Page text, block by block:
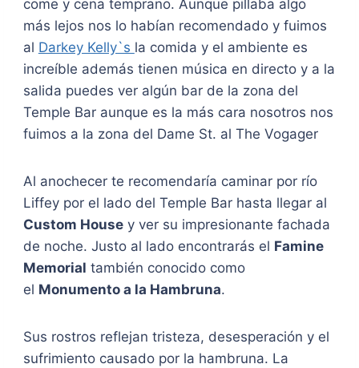
come y cena temprano. Aunque pillaba algo
más lejos nos lo habían recomendado y fuimos
al Darkey Kelly`s la comida y el ambiente es
increíble además tienen música en directo y a la
salida puedes ver algún bar de la zona del
Temple Bar aunque es la más cara nosotros nos
fuimos a la zona del Dame St. al The Vogager
Al anochecer te recomendaría caminar por río
Liffey por el lado del Temple Bar hasta llegar al
Custom Housey ver su impresionante fachada
de noche. Justo al lado encontrarás el Famine
Memorial también conocido como
el Monumento a la Hambruna.
Sus rostros reflejan tristeza, desesperación y el
sufrimiento causado por la hambruna. La